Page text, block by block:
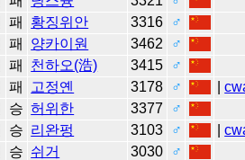
패 황징위안 3316
♂
패 양카이원 3462
♂
패 천하오(浩) 3415
♂
패 고정옌 3178 ♂ |
승 허위한 3377
♂
승 리완펑 3103 ♂ |
승 쉬거 3030
♂